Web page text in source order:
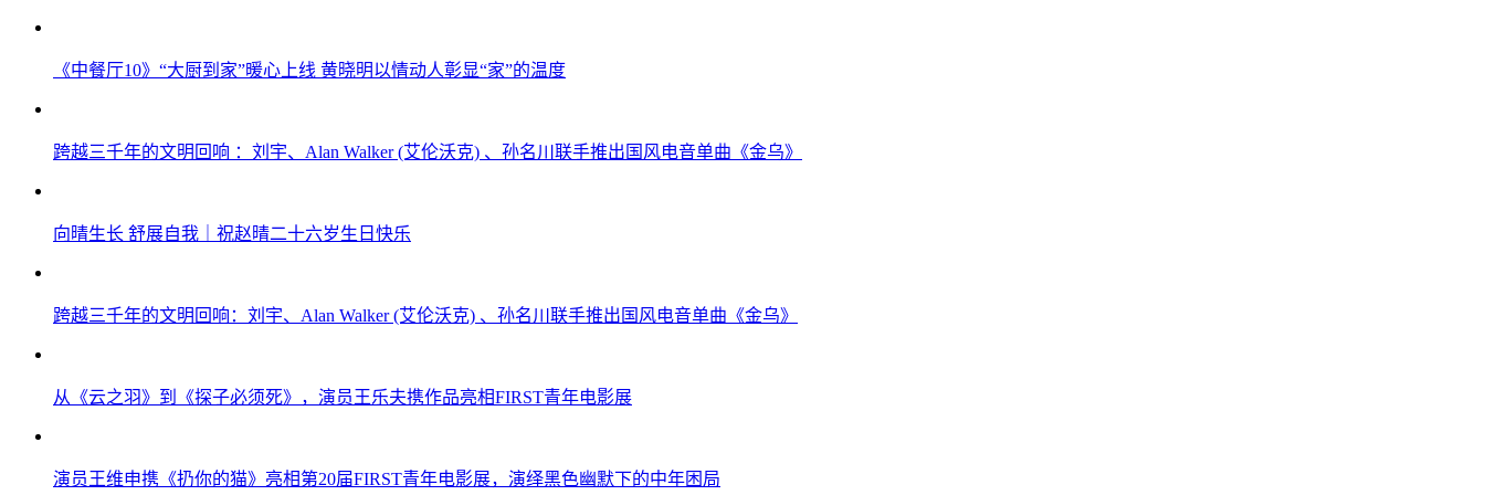
《中餐厅10》“大厨到家”暖心上线 黄晓明以情动人彰显“家”的温度
跨越三千年的文明回响 ：刘宇、Alan Walker (艾伦沃克) 、孙名川联手推出国风电音单曲《金乌》
向晴生长 舒展自我｜祝赵晴二十六岁生日快乐
跨越三千年的文明回响：刘宇、Alan Walker (艾伦沃克) 、孙名川联手推出国风电音单曲《金乌》
从《云之羽》到《探子必须死》，演员王乐夫携作品亮相FIRST青年电影展
演员王维申携《扔你的猫》亮相第20届FIRST青年电影展，演绎黑色幽默下的中年困局